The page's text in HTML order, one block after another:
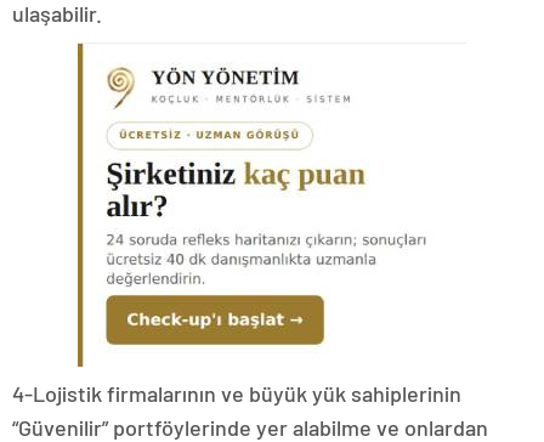
ulaşabilir.
4-Lojistik firmalarının ve büyük yük sahiplerinin
“Güvenilir” portföylerinde yer alabilme ve onlardan